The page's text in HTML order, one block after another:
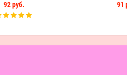
92 руб. 91